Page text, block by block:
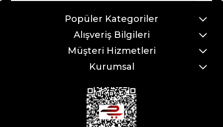
Popüler Kategoriler
Alışveriş Bilgileri
Müşteri Hizmetleri
Kurumsal